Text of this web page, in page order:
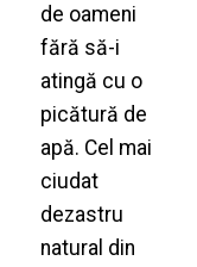
de oameni
fără să-i
atingă cu o
picătură de
apă. Cel mai
ciudat
dezastru
natural din